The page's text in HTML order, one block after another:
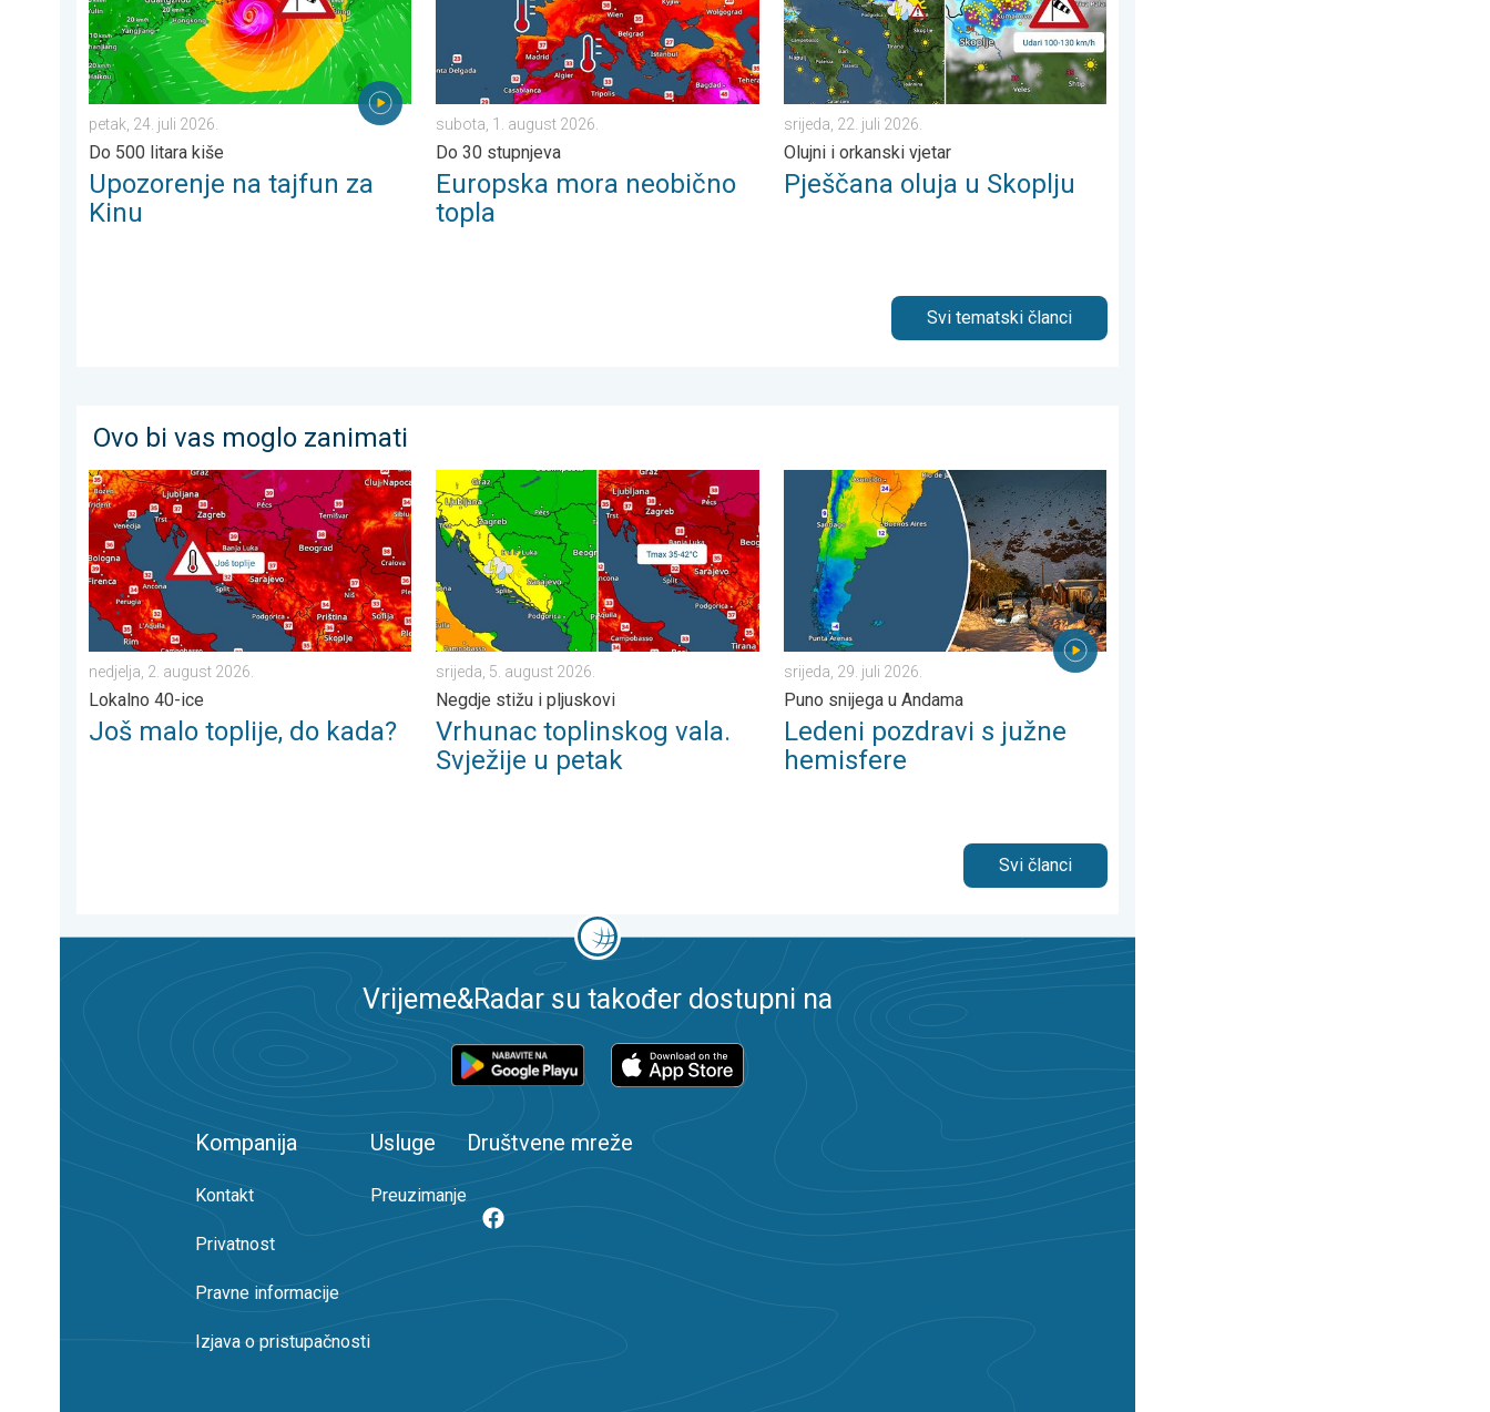
petak, 24. juli 2026.
Do 500 litara kiše
Upozorenje na tajfun za
Kinu
subota, 1. august 2026.
Do 30 stupnjeva
Europska mora neobično
topla
srijeda, 22. juli 2026.
Olujni i orkanski vjetar
Pješčana oluja u Skoplju
Svi tematski članci
Ovo bi vas moglo zanimati
Još malo toplije, do kada?. Lokalno 40-ice. . . nedjelja, 2. august 2026.
nedjelja, 2. august 2026.
Lokalno 40-ice
Još malo toplije, do kada?
Vrhunac toplinskog vala. Svježije u petak. Negdje stižu i pljuskovi. . . srijeda, 5. august 2026.
srijeda, 5. august 2026.
Negdje stižu i pljuskovi
Vrhunac toplinskog vala.
Svježije u petak
Ledeni pozdravi s južne hemisfere. Puno snijega u Andama. . . srijeda, 29. juli 2026.
srijeda, 29. juli 2026.
Puno snijega u Andama
Ledeni pozdravi s južne
hemisfere
Svi članci
Vrijeme&Radar su također dostupni na
Kompanija
Kontakt
Privatnost
Pravne informacije
Izjava o pristupačnosti
Usluge
Preuzimanje
Društvene mreže